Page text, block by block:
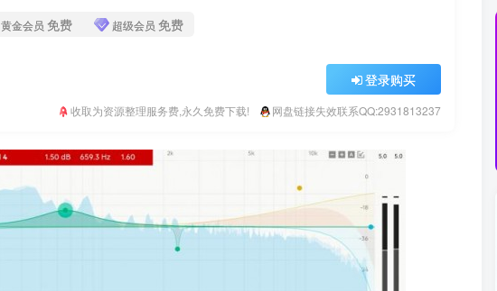
黄金会员 免费 超级会员 免费
登录购买
收取为资源整理服务费,永久免费下载! 网盘链接失效联系QQ:2931813237